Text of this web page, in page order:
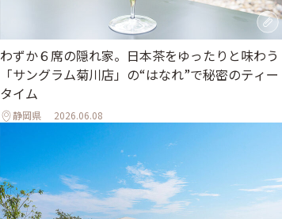
わずか６席の隠れ家。日本茶をゆったりと味わう
「サングラム菊川店」の“はなれ”で秘密のティー
タイム
静岡県 2026.06.08